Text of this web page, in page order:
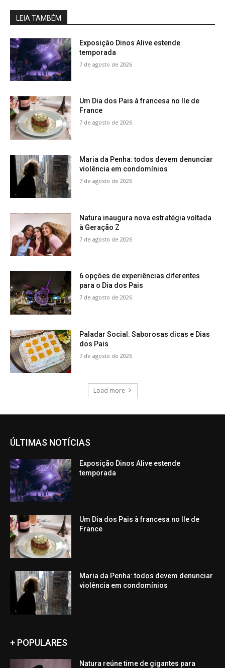
LEIA TAMBÉM
Exposição Dinos Alive estende
temporada
7 de agosto de 2026
Um Dia dos Pais à francesa no Ile de
France
7 de agosto de 2026
Maria da Penha: todos devem denunciar
violência em condomínios
7 de agosto de 2026
Natura inaugura nova estratégia voltada
à Geração Z
7 de agosto de 2026
6 opções de experiências diferentes
para o Dia dos Pais
7 de agosto de 2026
Paladar Social: Saborosas dicas e Dias
dos Pais
7 de agosto de 2026
Load more
ÚLTIMAS NOTÍCIAS
Exposição Dinos Alive estende
temporada
Um Dia dos Pais à francesa no Ile de
France
Maria da Penha: todos devem denunciar
violência em condomínios
+ POPULARES
Natura reúne time de gigantes para